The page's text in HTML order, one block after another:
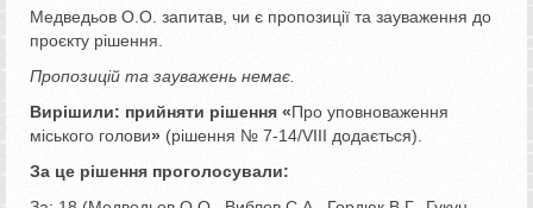
Медведьов О.О. запитав, чи є пропозиції та зауваження до
проєкту рішення.
Пропозицій та зауважень немає.
Вирішили: прийняти рішення «Про уповноваження
міського голови» (рішення № 7-14/VІІІ додається).
За це рішення проголосували: